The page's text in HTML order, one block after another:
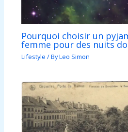
Pourquoi choisir un
femme pour des nuits
Lifestyle / ByLeo Simon